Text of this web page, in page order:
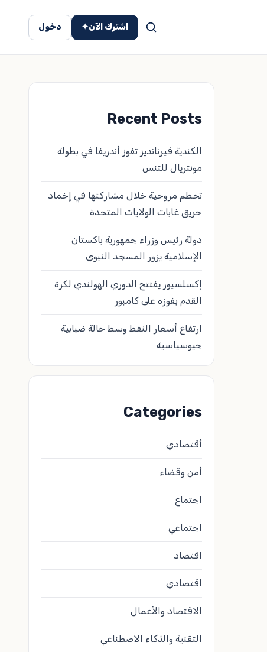
اشترك الآن✦ دخول
Recent Posts
الكندية فيرنانديز تفوز أندريفا في بطولة
مونتريال للتنس
تحطم مروحية خلال مشاركتها في إخماد
حريق غابات الولايات المتحدة
دولة رئيس وزراء جمهورية باكستان
الإسلامية يزور المسجد النبوي
إكسلسيور يفتتح الدوري الهولندي لكرة
القدم بفوزه على كامبور
ارتفاع أسعار النفط وسط حالة ضبابية
جيوسياسية
Categories
أقتصادي
أمن وقضاء
اجتماع
اجتماعي
اقتصاد
اقتصادي
الاقتصاد والأعمال
التقنية والذكاء الاصطناعي